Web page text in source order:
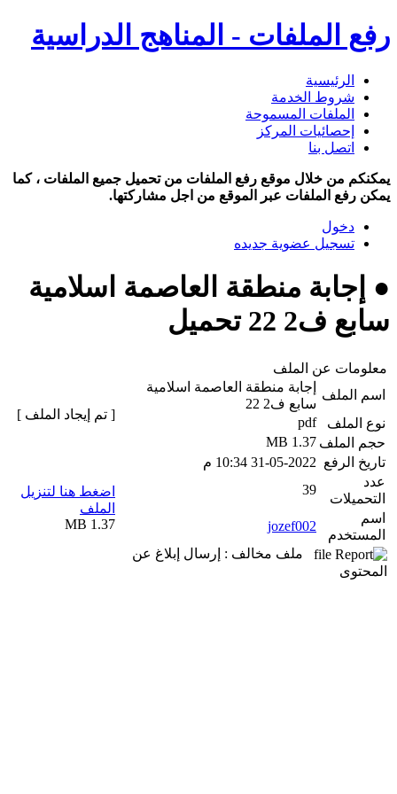
رفع الملفات - المناهج الدراسية
الرئيسية
شروط الخدمة
الملفات المسموحة
إحصائيات المركز
اتصل بنا
يمكنكم من خلال موقع رفع الملفات من تحميل جميع الملفات ، كما
يمكن رفع الملفات عبر الموقع من اجل مشاركتها.
دخول
تسجيل عضوية جديده
● إجابة منطقة العاصمة اسلامية
سابع ف2 22 تحميل
معلومات عن الملف
اسم الملف
إجابة منطقة العاصمة اسلامية
سابع ف2 22
نوع الملف
pdf
حجم الملف 1.37 MB
تاريخ الرفع 31-05-2022 10:34 م
عدد
التحميلات
39
اسم
المستخدم
jozef002
ملف مخالف : إرسال إبلاغ عن
المحتوى
[ تم إيجاد الملف ]
اضغط هنا لتنزيل
الملف
1.37 MB